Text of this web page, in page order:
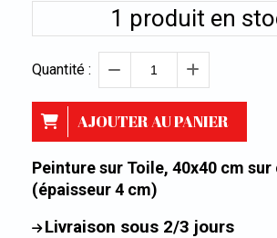
1 produit en
Quantité :
AJOUTER AU PANIER
Peinture sur Toile, 40x40 cm sur
(épaisseur 4 cm)
Livraison sous 2/3 jours